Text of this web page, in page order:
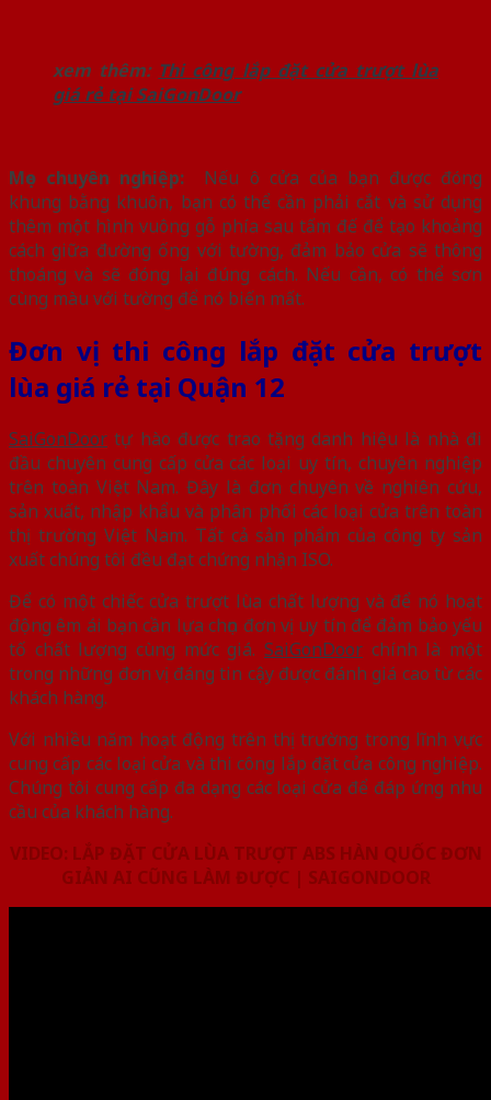
xem thêm: Thi công lắp đặt cửa trượt lùa
giá rẻ tại SaiGonDoor
Mẹo chuyên nghiệp:
Nếu ô cửa của bạn được đóng
khung bằng khuôn, bạn có thể cần phải cắt và sử dụng
thêm một hình vuông gỗ phía sau tấm đế để tạo khoảng
cách giữa đường ống với tường, đảm bảo cửa sẽ thông
thoáng và sẽ đóng lại đúng cách. Nếu cần, có thể sơn
cùng màu với tường để nó biến mất.
Đơn vị thi công lắp đặt cửa trượt
lùa giá rẻ tại Quận 12
SaiGonDoor tự hào được trao tặng danh hiệu là nhà đi
đầu chuyên cung cấp cửa các loại uy tín, chuyên nghiệp
trên toàn Việt Nam. Đây là đơn chuyên về nghiên cứu,
sản xuất, nhập khẩu và phân phối các loại cửa trên toàn
thị trường Việt Nam. Tất cả sản phẩm của công ty sản
xuất chúng tôi đều đạt chứng nhận ISO.
Để có một chiếc cửa trượt lùa chất lượng và để nó hoạt
động êm ái bạn cần lựa chọn đơn vị uy tín để đảm bảo yếu
tố chất lượng cùng mức giá. SaiGonDoor chính là một
trong những đơn vị đáng tin cậy được đánh giá cao từ các
khách hàng.
Với nhiều năm hoạt động trên thị trường trong lĩnh vực
cung cấp các loại cửa và thi công lắp đặt cửa công nghiệp.
Chúng tôi cung cấp đa dạng các loại cửa để đáp ứng nhu
cầu của khách hàng.
VIDEO: LẮP ĐẶT CỬA LÙA TRƯỢT ABS HÀN QUỐC ĐƠN
GIẢN AI CŨNG LÀM ĐƯỢC | SAIGONDOOR